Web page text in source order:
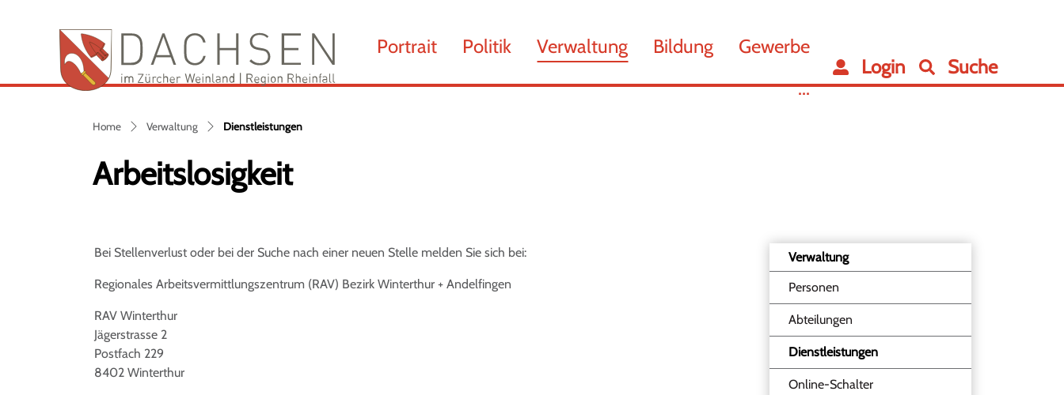
zur Startseite
Direkt zur Hauptnavigation
Direkt zum Inhalt
Direkt zur Suche
Direkt zum Stichwortverzeichnis
DachsenPortrait Politik Verwaltung Bildung
Gewerbe
...
Login Suche
Home Verwaltung Dienstleistungen(ausgewählt)
Arbeitslosigkeit
Verwaltung
Personen
Abteilungen
Dienstleistungen
(ausgewählt)
Online-Schalter
Bei Stellenverlust oder bei der Suche nach einer neuen Stelle melden Sie sich bei:
Regionales Arbeitsvermittlungszentrum (RAV) Bezirk Winterthur + Andelfingen
RAV Winterthur
Jägerstrasse 2
Postfach 229
8402 Winterthur